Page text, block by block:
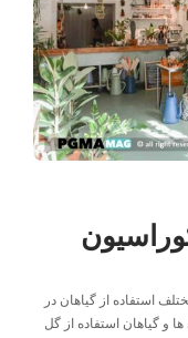
استفاده از گیاهان در
و گیاهان استفاده از گل